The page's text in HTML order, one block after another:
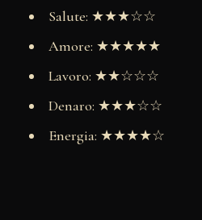
Salute: ★★★☆☆
Amore: ★★★★★
Lavoro: ★★☆☆☆
Denaro: ★★★☆☆
Energia: ★★★★☆